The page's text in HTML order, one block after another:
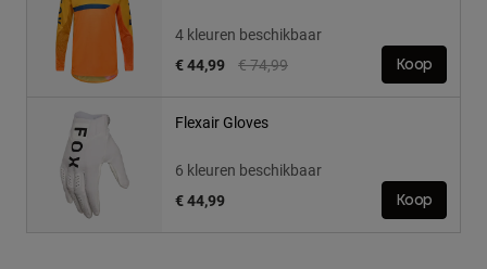
4 kleuren beschikbaar
Price reduced from
€ 74,99to
€ 44,99 Koop
Flexair Gloves
6 kleuren beschikbaar
€ 44,99
Koop